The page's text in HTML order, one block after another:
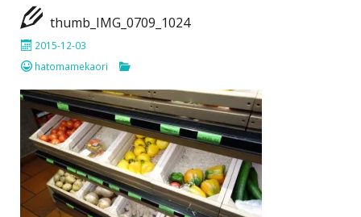
thumb_IMG_0709_1024
2015-12-03
hatomamekaori